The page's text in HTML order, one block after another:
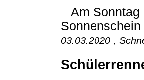
Am Sonntag
03.03.2020 ,